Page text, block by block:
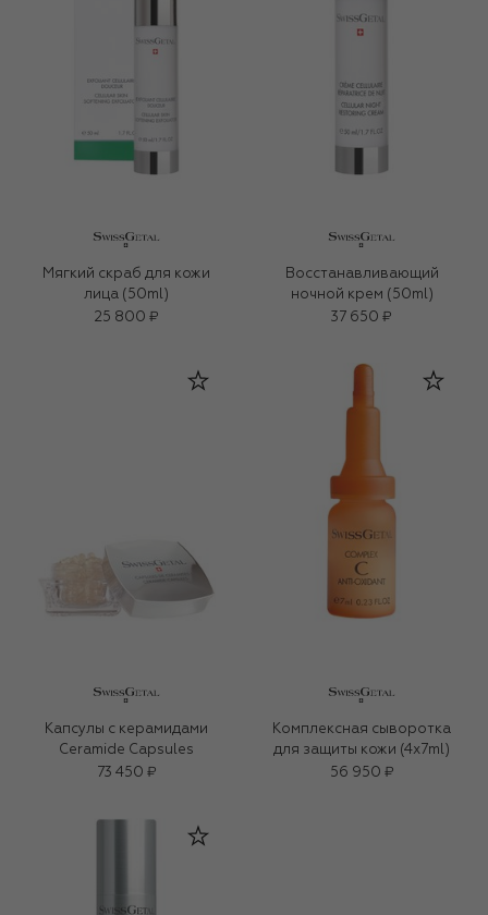
Мягкий скраб для кожи
лица (50ml)
25 800 ₽
Восстанавливающий
ночной крем (50ml)
37 650 ₽
Капсулы с керамидами
Ceramide Capsules
73 450 ₽
Комплексная сыворотка
для защиты кожи (4x7ml)
56 950 ₽